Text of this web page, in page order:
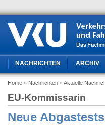
NACHRICHTEN ARCHIV
Home » Nachrichten » Aktuelle
EU-Kommissarin
Neue